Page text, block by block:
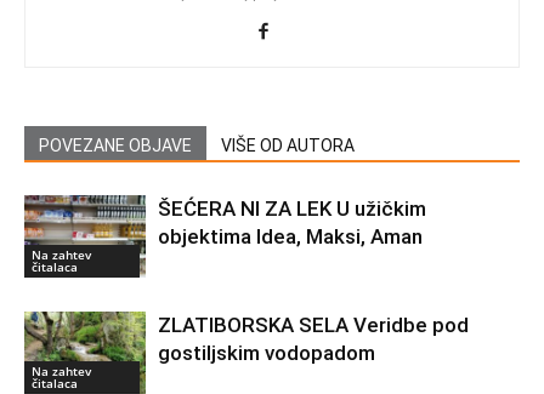
POVEZANE OBJAVE VIŠE OD AUTORA
Na zahtev
čitalaca
ŠEĆERA NI ZA LEK U užičkim
objektima Idea, Maksi, Aman
Na zahtev
čitalaca
ZLATIBORSKA SELA Veridbe pod
gostiljskim vodopadom